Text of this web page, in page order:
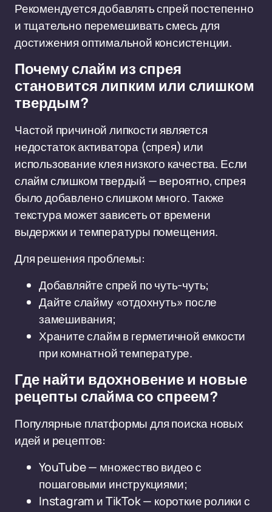
Рекомендуется добавлять спрей постепенно
и тщательно перемешивать смесь для
достижения оптимальной консистенции.
Почему слайм из спрея
становится липким или слишком
твердым?
Частой причиной липкости является
недостаток активатора (спрея) или
использование клея низкого качества. Если
слайм слишком твердый — вероятно, спрея
было добавлено слишком много. Также
текстура может зависеть от времени
выдержки и температуры помещения.
Для решения проблемы:
Добавляйте спрей по чуть-чуть;
Дайте слайму «отдохнуть» после
замешивания;
Храните слайм в герметичной емкости
при комнатной температуре.
Где найти вдохновение и новые
рецепты слайма со спреем?
Популярные платформы для поиска новых
идей и рецептов:
YouTube — множество видео с
пошаговыми инструкциями;
Instagram и TikTok — короткие ролики с